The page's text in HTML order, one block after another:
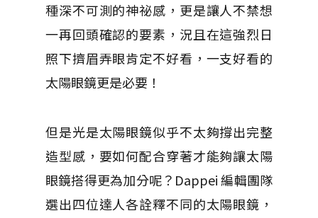
種深不可測的神祕感，更是讓人不禁想
一再回頭確認的要素，況且在這強烈日
照下擠眉弄眼肯定不好看，一支好看的
太陽眼鏡更是必要！
但是光是太陽眼鏡似乎不太夠撐出完整
造型感，要如何配合穿著才能夠讓太陽
眼鏡搭得更為加分呢？Dappei 編輯團隊
選出四位達人各詮釋不同的太陽眼鏡，